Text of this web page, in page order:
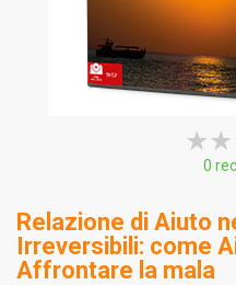
0
Relazione di Aiuto
Irreversibili: come
Affrontare la mala